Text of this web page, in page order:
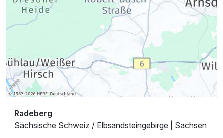
Radeberg
Sächsische Schweiz / Elbsandsteingebirge | Sachsen